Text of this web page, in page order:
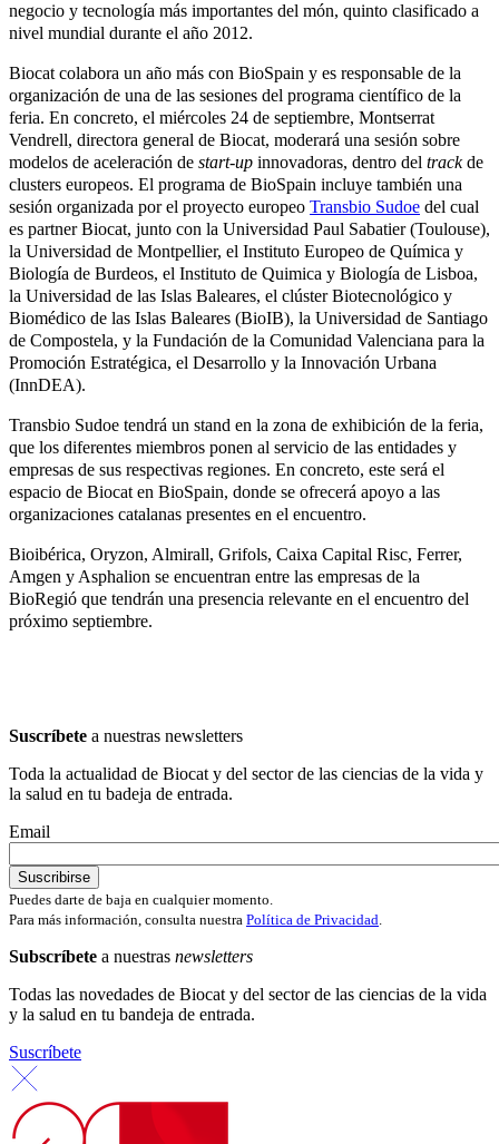
negocio y tecnología más importantes del món, quinto clasificado a
nivel mundial durante el año 2012.
Biocat colabora un año más con BioSpain y es responsable de la
organización de una de las sesiones del programa científico de la
feria. En concreto, el miércoles 24 de septiembre, Montserrat
Vendrell, directora general de Biocat, moderará una sesión sobre
modelos de aceleración de start-up innovadoras, dentro del trackde
clusters europeos. El programa de BioSpain incluye también una
sesión organizada por el proyecto europeo Transbio Sudoe del cual
es partner Biocat, junto con la Universidad Paul Sabatier (Toulouse),
la Universidad de Montpellier, el Instituto Europeo de Química y
Biología de Burdeos, el Instituto de Quimica y Biología de Lisboa,
la Universidad de las Islas Baleares, el clúster Biotecnológico y
Biomédico de las Islas Baleares (BioIB), la Universidad de Santiago
de Compostela, y la Fundación de la Comunidad Valenciana para la
Promoción Estratégica, el Desarrollo y la Innovación Urbana
(InnDEA).
Transbio Sudoe tendrá un stand en la zona de exhibición de la feria,
que los diferentes miembros ponen al servicio de las entidades y
empresas de sus respectivas regiones. En concreto, este será el
espacio de Biocat en BioSpain, donde se ofrecerá apoyo a las
organizaciones catalanas presentes en el encuentro.
Bioibérica, Oryzon, Almirall, Grifols, Caixa Capital Risc, Ferrer,
Amgen y Asphalion se encuentran entre las empresas de la
BioRegió que tendrán una presencia relevante en el encuentro del
próximo septiembre.
Suscríbete a nuestras newsletters
Toda la actualidad de Biocat y del sector de las ciencias de la vida y
la salud en tu badeja de entrada.
Email
Puedes darte de baja en cualquier momento.
Para más información, consulta nuestra Política de Privacidad.
Subscríbete a nuestras newsletters
Todas las novedades de Biocat y del sector de las ciencias de la vida
y la salud en tu bandeja de entrada.
Suscríbete